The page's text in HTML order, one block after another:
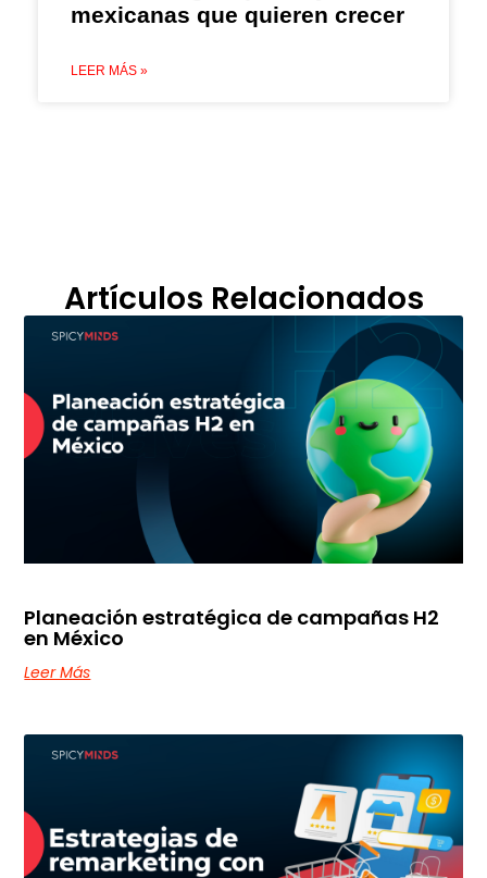
mexicanas que quieren crecer
LEER MÁS »
Artículos Relacionados
Planeación estratégica de campañas H2
en México
Leer Más